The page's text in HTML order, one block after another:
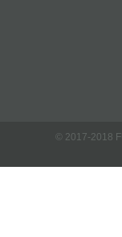
© 2017-2018